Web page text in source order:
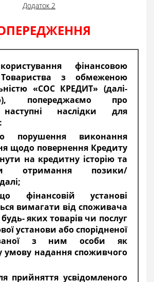
Додаток 2
фінансовою
з обмеженою
«СОС КРЕДИТ» (далі-
попереджаємо про
наслідки для
виконання
щодо повернення Кредиту
на кредитну історію та
отримання позики/
установі
вимагати від споживача
яких товарів чи послуг
установи або спорідненої
з ним особи як
умову надання споживчого
прийняття усвідомленого